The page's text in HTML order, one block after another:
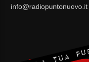
info@radiopuntonuovo.it